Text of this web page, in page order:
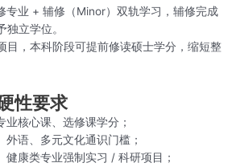
专业 + 辅修（Minor）双轨学习，辅修完成
立学位。
目，本科阶段可提前修读硕士学分，缩短整
性要求
业核心课、选修课学分；
外语、多元文化通识门槛；
健康类专业强制实习 / 科研项目；